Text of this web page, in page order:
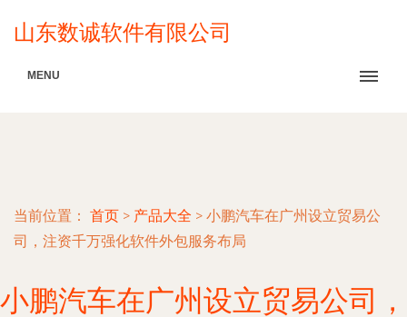
山东数诚软件有限公司
MENU
当前位置： 首页 > 产品大全 > 小鹏汽车在广州设立贸易公
司，注资千万强化软件外包服务布局
小鹏汽车在广州设立贸易公司，